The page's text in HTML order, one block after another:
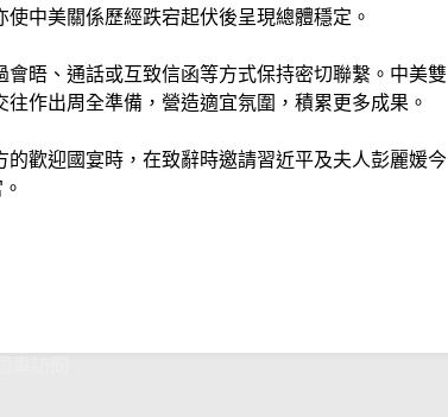
中美關係歷經跌宕起伏後呈現總體穩定。
會晤、通話或互致信函等方式保持密切聯繫。中美雙
作出周全準備，營造適宜氛圍，積累更多成果。
歡迎國宴時，在致辭時邀請習近平及夫人彭麗媛今